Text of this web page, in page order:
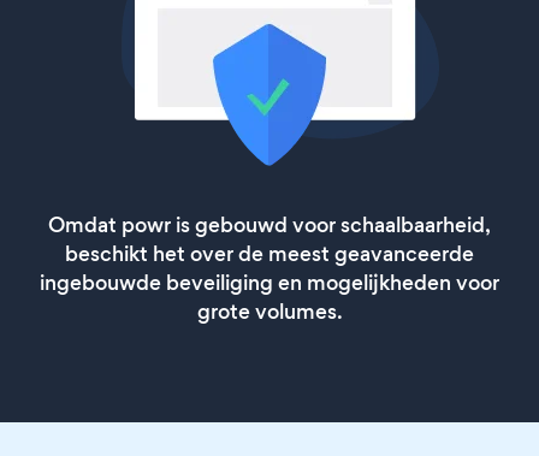
Omdat powr is gebouwd voor schaalbaarheid,
beschikt het over de meest geavanceerde
ingebouwde beveiliging en mogelijkheden voor
grote volumes.